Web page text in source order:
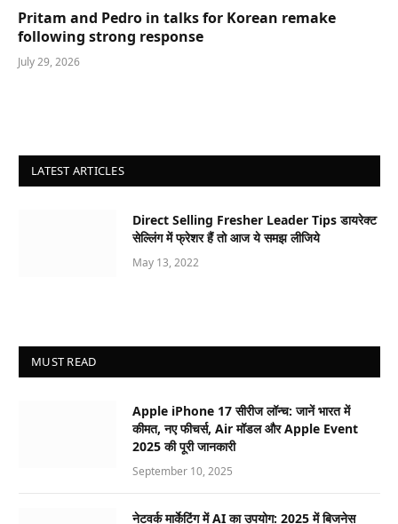
Pritam and Pedro in talks for Korean remake
following strong response
July 29, 2026
LATEST ARTICLES
Direct Selling Fresher Leader Tips डायरेक्ट
सेल्लिंग में फ्रेशर हैं तो आज ये समझ लीजिये
May 13, 2022
MUST READ
Apple iPhone 17 सीरीज लॉन्च: जानें भारत में
कीमत, नए फीचर्स, Air मॉडल और Apple Event
2025 की पूरी जानकारी
September 10, 2025
नेटवर्क मार्केटिंग में AI का उपयोग: 2025 में बिजनेस